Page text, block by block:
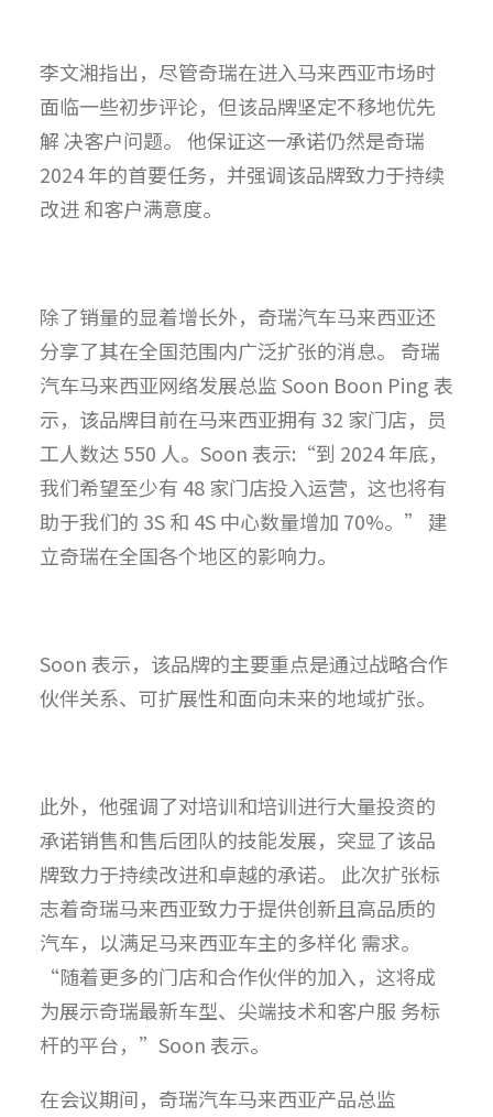
李文湘指出，尽管奇瑞在进入马来西亚市场时
面临一些初步评论，但该品牌坚定不移地优先
解 决客户问题。 他保证这一承诺仍然是奇瑞
2024 年的首要任务，并强调该品牌致力于持续
改进 和客户满意度。
除了销量的显着增长外，奇瑞汽车马来西亚还
分享了其在全国范围内广泛扩张的消息。 奇瑞
汽车马来西亚网络发展总监 Soon Boon Ping 表
示，该品牌目前在马来西亚拥有 32 家门店，员
工人数达 550 人。Soon 表示:“到 2024 年底，
我们希望至少有 48 家门店投入运营，这也将有
助于我们的 3S 和 4S 中心数量增加 70%。” 建
立奇瑞在全国各个地区的影响力。
Soon 表示，该品牌的主要重点是通过战略合作
伙伴关系、可扩展性和面向未来的地域扩张。
此外，他强调了对培训和培训进行大量投资的
承诺销售和售后团队的技能发展，突显了该品
牌致力于持续改进和卓越的承诺。 此次扩张标
志着奇瑞马来西亚致力于提供创新且高品质的
汽车，以满足马来西亚车主的多样化 需求。
“随着更多的门店和合作伙伴的加入，这将成
为展示奇瑞最新车型、尖端技术和客户服 务标
杆的平台，”Soon 表示。
在会议期间，奇瑞汽车马来西亚产品总监